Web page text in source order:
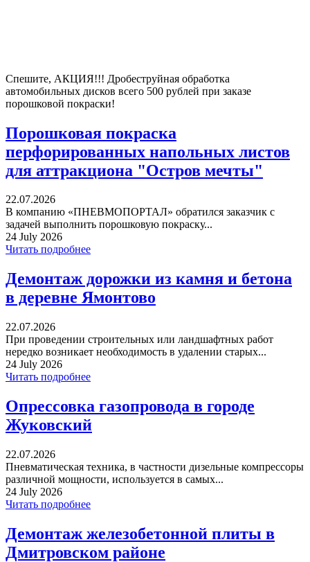
Спешите, АКЦИЯ!!! Дробеструйная обработка
автомобильных дисков всего 500 рублей при заказе
порошковой покраски!
Порошковая покраска
перфорированных напольных листов
для аттракциона "Остров мечты"
22.07.2026
В компанию «ПНЕВМОПОРТАЛ» обратился заказчик с
задачей выполнить порошковую покраску...
24 July 2026
Читать подробнее
Демонтаж дорожки из камня и бетона
в деревне Ямонтово
22.07.2026
При проведении строительных или ландшафтных работ
нередко возникает необходимость в удалении старых...
24 July 2026
Читать подробнее
Опрессовка газопровода в городе
Жуковский
22.07.2026
Пневматическая техника, в частности дизельные компрессоры
различной мощности, используется в самых...
24 July 2026
Читать подробнее
Демонтаж железобетонной плиты в
Дмитровском районе